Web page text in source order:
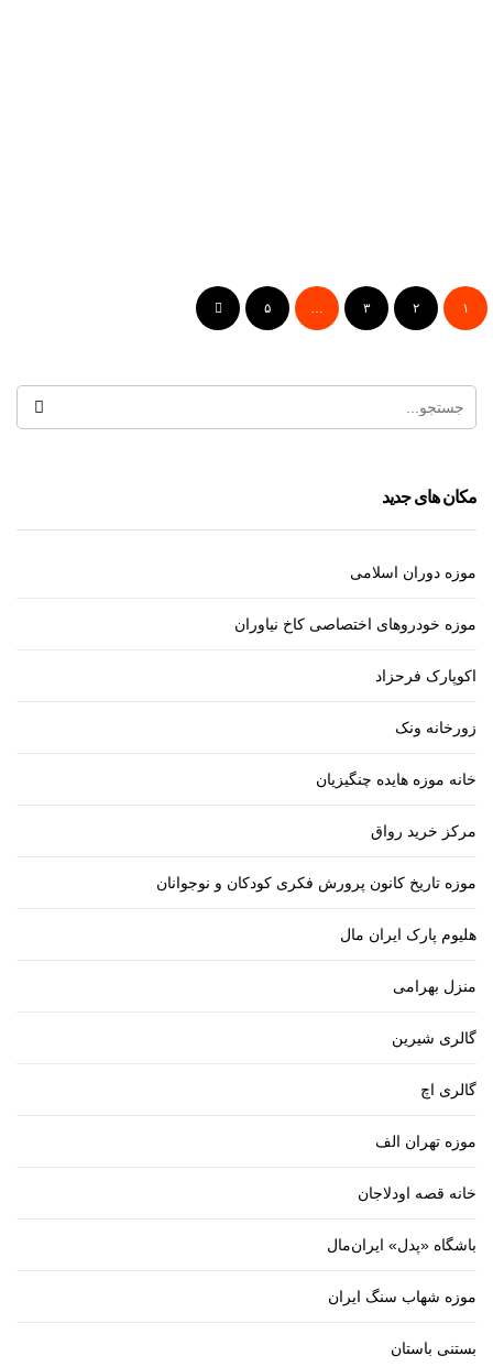
آشپزخانه برادران
۱ ۲ ۳ … ۵
مکان های جدید
موزه دوران اسلامی
موزه خودروهای اختصاصی کاخ نیاوران
اکوپارک فرحزاد
زورخانه ونک
خانه موزه هایده چنگیزیان
مرکز خرید رواق
موزه تاریخ کانون پرورش فکری کودکان و نوجوانان
هلیوم پارک ایران مال
منزل بهرامی
گالری شیرین
گالری اچ
موزه تهران الف
خانه قصه اودلاجان
باشگاه «پدل» ایران‌مال
موزه شهاب سنگ ایران
بستنی باستان